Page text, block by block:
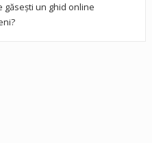
un ghid online